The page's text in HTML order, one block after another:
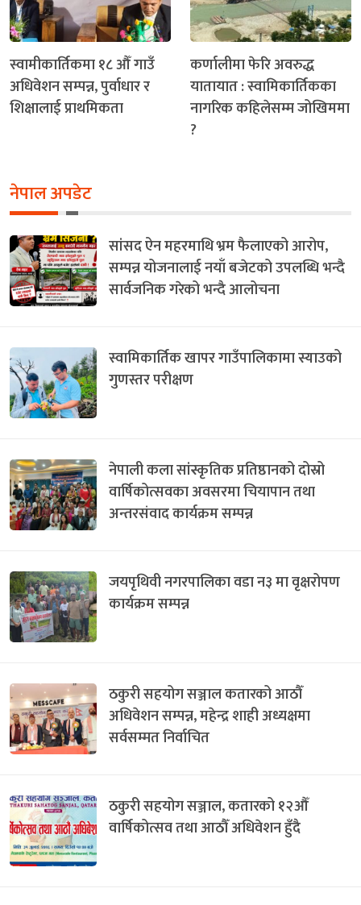
स्वामीकार्तिकमा १८ औँ गाउँ
अधिवेशन सम्पन्न, पुर्वाधार र
शिक्षालाई प्राथमिकता
कर्णालीमा फेरि अवरुद्ध
यातायात : स्वामिकार्तिकका
नागरिक कहिलेसम्म जोखिममा
?
नेपाल अपडेट
सांसद ऐन महरमाथि भ्रम फैलाएको आरोप,
सम्पन्न योजनालाई नयाँ बजेटको उपलब्धि भन्दै
सार्वजनिक गरेको भन्दै आलोचना
स्वामिकार्तिक खापर गाउँपालिकामा स्याउको
गुणस्तर परीक्षण
नेपाली कला सांस्कृतिक प्रतिष्ठानको दोस्रो
वार्षिकोत्सवका अवसरमा चियापान तथा
अन्तरसंवाद कार्यक्रम सम्पन्न
जयपृथिवी नगरपालिका वडा न३ मा वृक्षरोपण
कार्यक्रम सम्पन्न
ठकुरी सहयोग सञ्जाल कतारको आठौँ
अधिवेशन सम्पन्न, महेन्द्र शाही अध्यक्षमा
सर्वसम्मत निर्वाचित
ठकुरी सहयोग सञ्जाल, कतारको १२औँ
वार्षिकोत्सव तथा आठौँ अधिवेशन हुँदै